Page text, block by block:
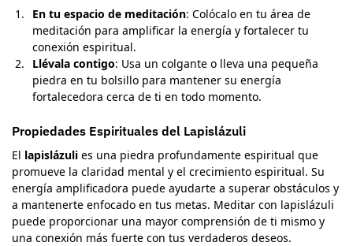
En tu espacio de meditación: Colócalo en tu área de
meditación para amplificar la energía y fortalecer tu
conexión espiritual.
Llévala contigo: Usa un colgante o lleva una pequeña
piedra en tu bolsillo para mantener su energía
fortalecedora cerca de ti en todo momento.
Propiedades Espirituales del Lapislázuli
El lapislázuli es una piedra profundamente espiritual que
promueve la claridad mental y el crecimiento espiritual. Su
energía amplificadora puede ayudarte a superar obstáculos y
a mantenerte enfocado en tus metas. Meditar con lapislázuli
puede proporcionar una mayor comprensión de ti mismo y
una conexión más fuerte con tus verdaderos deseos.